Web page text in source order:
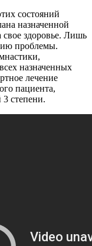
состояний
назначенной
свое здоровье. Лишь
проблемы.
назначенных
лечение
пациента,
3 степени.